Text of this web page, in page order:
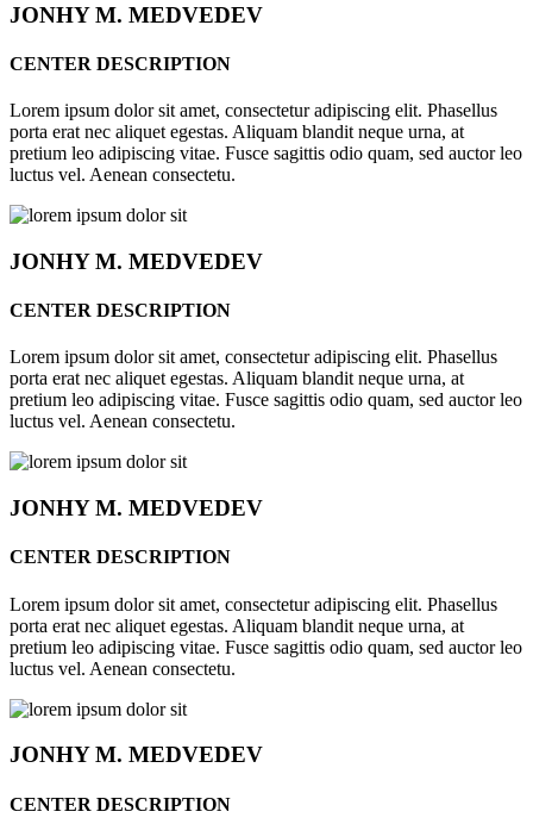
JONHYM. MEDVEDEV
CENTER DESCRIPTION
Lorem ipsum dolor sit amet, consectetur adipiscing elit. Phasellus
porta erat nec aliquet egestas. Aliquam blandit neque urna, at
pretium leo adipiscing vitae. Fusce sagittis odio quam, sed auctor leo
luctus vel. Aenean consectetu.
JONHYM. MEDVEDEV
CENTER DESCRIPTION
Lorem ipsum dolor sit amet, consectetur adipiscing elit. Phasellus
porta erat nec aliquet egestas. Aliquam blandit neque urna, at
pretium leo adipiscing vitae. Fusce sagittis odio quam, sed auctor leo
luctus vel. Aenean consectetu.
JONHYM. MEDVEDEV
CENTER DESCRIPTION
Lorem ipsum dolor sit amet, consectetur adipiscing elit. Phasellus
porta erat nec aliquet egestas. Aliquam blandit neque urna, at
pretium leo adipiscing vitae. Fusce sagittis odio quam, sed auctor leo
luctus vel. Aenean consectetu.
JONHYM. MEDVEDEV
CENTER DESCRIPTION